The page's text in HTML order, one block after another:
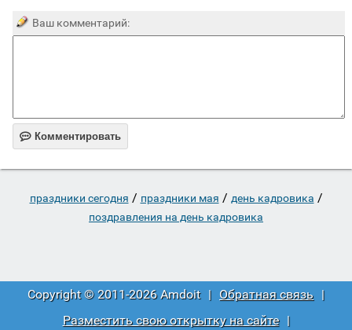
Ваш комментарий:
 Комментировать
праздники сегодня / праздники мая / день кадровика /
поздравления на день кадровика
Copyright © 2011-2026 Amdoit | Обратная связь |
Разместить свою открытку на сайте
|